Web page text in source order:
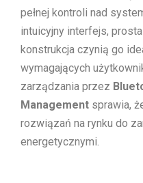
pełnej kontroli nad
intuicyjny interfejs,
konstrukcja czynią go
wymagających
zarządzania przez
Management sprawia,
rozwiązań na rynku do
energetycznymi.